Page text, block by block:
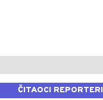
ČITAOCI REPORTERI